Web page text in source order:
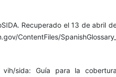
Recuperado el 13 de abril
ContentFiles/
vih/sida: Guía para la